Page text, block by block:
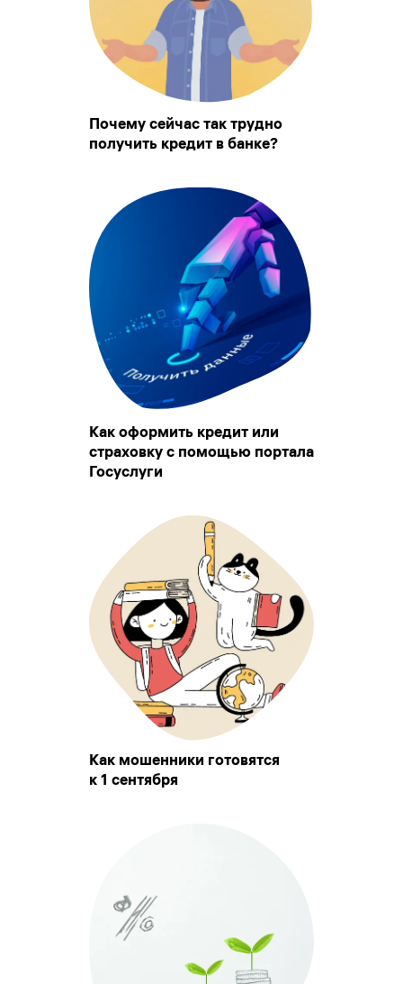
Почему сейчас так трудно
получить кредит в банке?
Как оформить кредит или
страховку с помощью портала
Госуслуги
Как мошенники готовятся
к 1 сентября